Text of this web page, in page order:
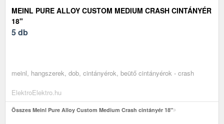
MEINL PURE ALLOY CUSTOM MEDIUM CRASH CINTÁNYÉR
18"
5 db
meinl, hangszerek, dob, cintányérok, beütő cintányérok - crash
ElektroElektro.hu
Összes Meinl Pure Alloy Custom Medium Crash cintányér 18"